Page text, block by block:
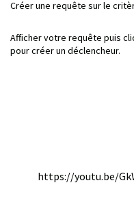
Créer une requête sur le
Afficher votre requête puis
pour créer un déclencheur.
https://youtu.be/